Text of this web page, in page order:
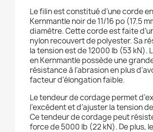
Le filin est constitué d’une corde en
Kernmantle noir de 11/16 po (17.5
diamètre. Cette corde est faite
nylon recouvert de polyester. Sa
la tension est de 12000 lb (53 kN).
en Kernmantle possède une
résistance à l’abrasion en plus
facteur d’élongation faible.
Le tendeur de cordage permet
l’excédent et d’ajuster la tension
Ce tendeur de cordage peut
force de 5000 lb (22 kN). De plus,